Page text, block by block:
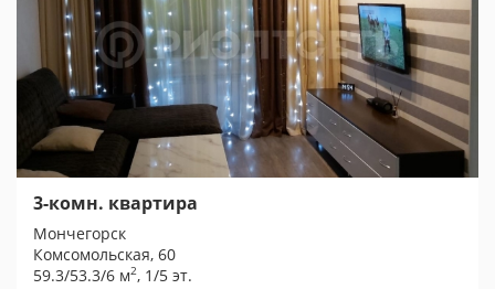
3-комн. квартира
Мончегорск
Комсомольская, 60
59.3/53.3/6 м2, 1/5 эт.